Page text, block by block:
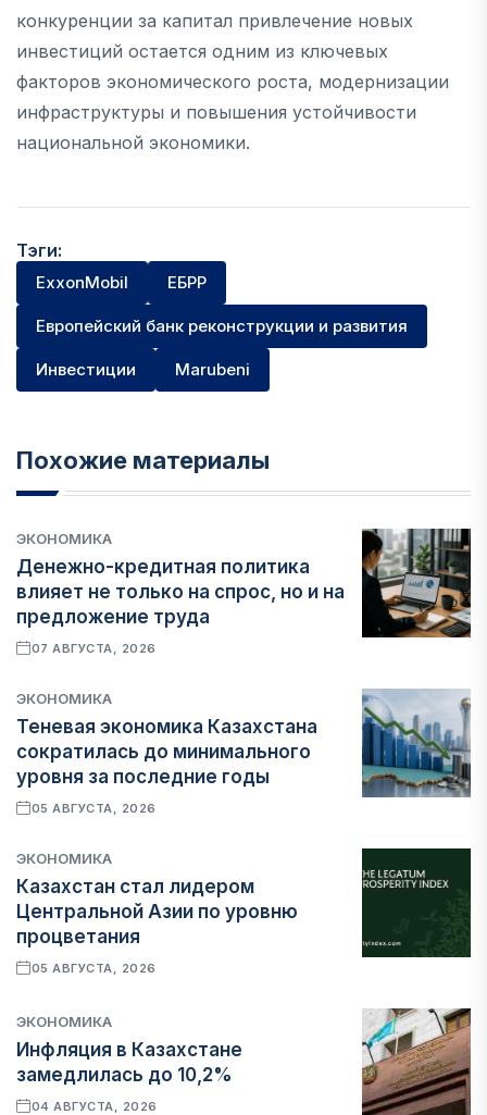
конкуренции за капитал привлечение новых
инвестиций остается одним из ключевых
факторов экономического роста, модернизации
инфраструктуры и повышения устойчивости
национальной экономики.
Тэги:
ExxonMobil ЕБРР
Европейский банк реконструкции и развития
Инвестиции Marubeni
Похожие материалы
ЭКОНОМИКА
Денежно-кредитная политика
влияет не только на спрос, но и на
предложение труда
07 АВГУСТА, 2026
ЭКОНОМИКА
Теневая экономика Казахстана
сократилась до минимального
уровня за последние годы
05 АВГУСТА, 2026
ЭКОНОМИКА
Казахстан стал лидером
Центральной Азии по уровню
процветания
05 АВГУСТА, 2026
ЭКОНОМИКА
Инфляция в Казахстане
замедлилась до 10,2%
04 АВГУСТА, 2026